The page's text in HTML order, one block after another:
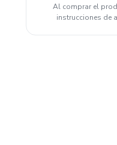
Al comprar el
instrucciones de